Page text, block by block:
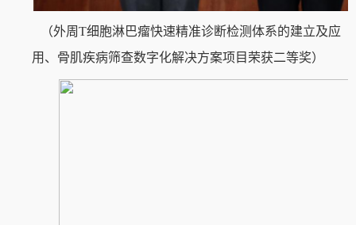
（外周 T细胞淋巴瘤快速精准诊断检测体系的建立及应
用、骨肌疾病筛查数字化解决方案项目 荣获二等奖）